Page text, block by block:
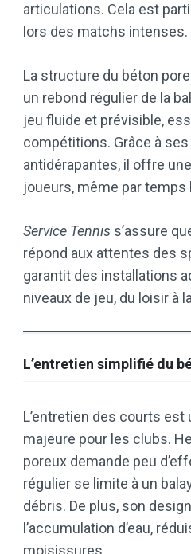
articulations. Cela est
lors des matchs intenses.
La structure du béton
un rebond régulier de la
jeu fluide et prévisible,
compétitions. Grâce à
antidérapantes, il offre
joueurs, même par temps
Service Tennis s’assure
répond aux attentes des
garantit des installations
niveaux de jeu, du loisir à
L’entretien simplifié du
L’entretien des courts
majeure pour les clubs.
poreux demande peu
régulier se limite à un
débris. De plus, son
l’accumulation d’eau,